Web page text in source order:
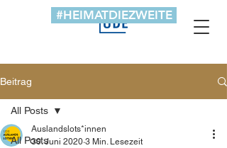
#HEIMATDIEZWEITE
Beitrag
All Posts
All Posts
Auslandslots*innen
30. Juni 2020 3 Min. Lesezeit